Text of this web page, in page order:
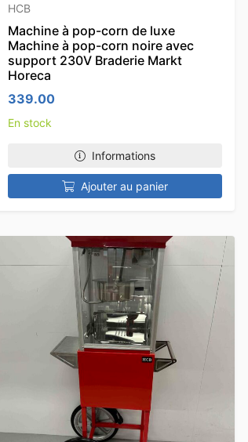
HCB
Machine à pop-corn de luxe
Machine à pop-corn noire avec
support 230V Braderie Markt
Horeca
339.00
En stock
Informations
Ajouter au panier